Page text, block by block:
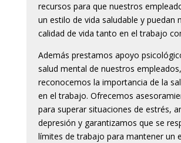
recursos para que nuestros
un estilo de vida saludable y puedan
calidad de vida tanto en el trabajo
Además prestamos apoyo
salud mental de nuestros
reconocemos la importancia de la
en el trabajo. Ofrecemos
para superar situaciones de estrés,
depresión y garantizamos que se
límites de trabajo para mantener un